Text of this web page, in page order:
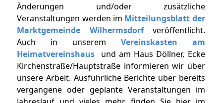
Änderungen und/oder zusätzliche
Veranstaltungen werden im Mitteilungsblatt der
Marktgemeinde Wilhermsdorf veröffentlicht.
Auch in unserem Vereinskasten am
Heimatvereinshaus
und am Haus Döllner, Ecke
Kirchenstraße/Hauptstraße informieren wir über
unsere Arbeit. Ausführliche Berichte über bereits
vergangene oder geplante Veranstaltungen im